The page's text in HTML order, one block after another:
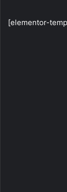
[elementor-